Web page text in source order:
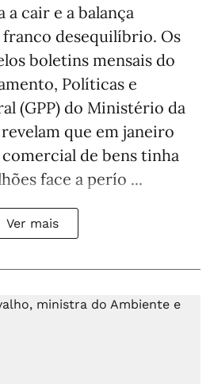
cair e a balança
desequilíbrio. Os
boletins mensais do
Políticas e
(GPP) do Ministério da
que em janeiro
de bens tinha
face a perío ...
Ver mais